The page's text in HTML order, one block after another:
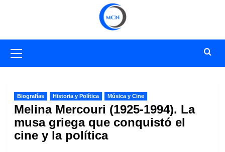
primario
Biografías Historia y Política Música y Cine
Melina Mercouri (1925-1994). La
musa griega que conquistó el
cine y la política